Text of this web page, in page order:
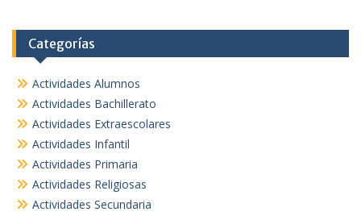
Categorías
Actividades Alumnos
Actividades Bachillerato
Actividades Extraescolares
Actividades Infantil
Actividades Primaria
Actividades Religiosas
Actividades Secundaria